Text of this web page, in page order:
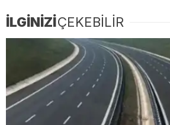
İLGİNİZİÇEKEBİLİR